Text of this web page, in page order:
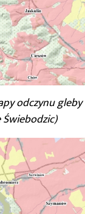
odczynu gleby